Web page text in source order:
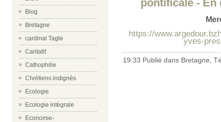
Blog
Bretagne
cardinal Tagle
Caritatif
Cathophilie
Chrétiens indignés
Ecologie
Ecologie intégrale
Economie-
pontificale - En
https://
yves-
19:33 Publié dans Bretagne